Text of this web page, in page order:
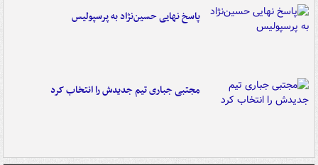
پاسخ نهایی حسین‌نژاد به پرسپولیس
مجتبی جباری تیم جدیدش را انتخاب کرد